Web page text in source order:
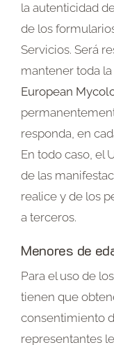
la autenticidad
de los
Servicios. Será
mantener toda
European
responda, en
En todo caso, el
de las
realice y de los
a terceros.
Menores de
Para el uso de
tienen que
consentimiento
representantes